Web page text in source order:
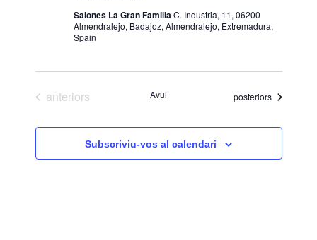
Salones La Gran FamiliaC. Industria, 11, 06200
Almendralejo, Badajoz, Almendralejo, Extremadura,
Spain
Esdeveniments
anteriors Avui Esdeveniments
posteriors
Subscriviu-vos al calendari